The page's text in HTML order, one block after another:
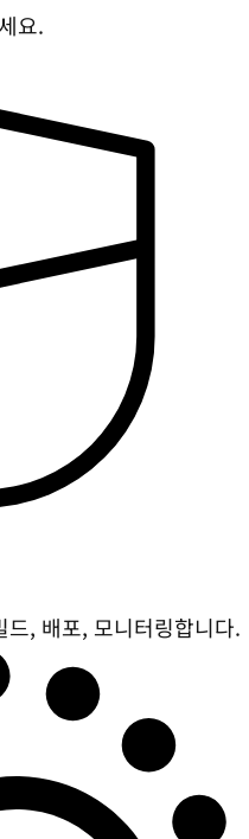
요.
, 배포, 모니터링합니다.